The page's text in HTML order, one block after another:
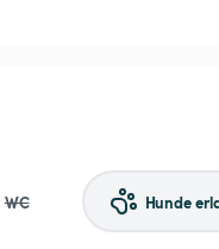
WC Hunde